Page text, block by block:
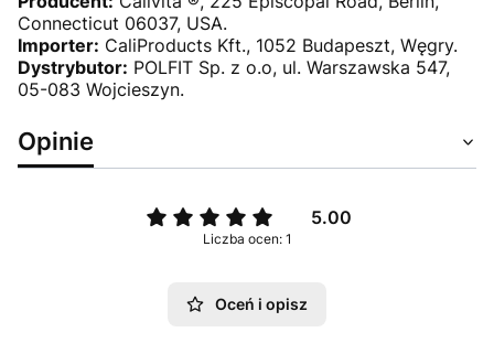
Connecticut 06037, USA.
Importer: CaliProducts Kft., 1052 Budapeszt, Węgry.
Dystrybutor: POLFIT Sp. z o.o, ul. Warszawska 547,
05-083 Wojcieszyn.
Opinie
5.00
Liczba ocen: 1
Oceń i opisz